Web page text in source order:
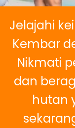
Jelajahi
Kembar
Nikmati
dan
hutan